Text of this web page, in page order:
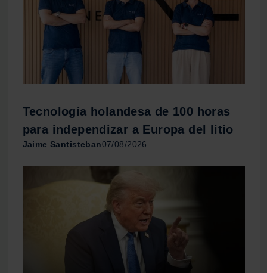
Tecnología holandesa de 100 horas
para independizar a Europa del litio
Jaime Santisteban07/08/2026